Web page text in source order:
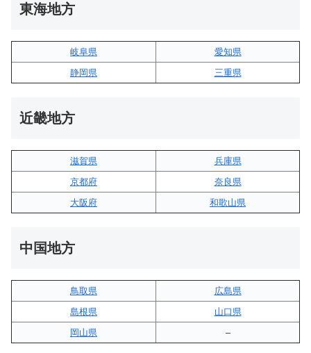
東海地方
岐阜県
愛知県
静岡県
三重県
近畿地方
滋賀県
兵庫県
京都府
奈良県
大阪府
和歌山県
中国地方
鳥取県
広島県
島根県
山口県
岡山県
–